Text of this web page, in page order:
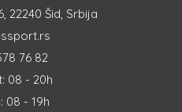
22240 Šid, Srbija
76 82
08 - 20h
08 - 19h